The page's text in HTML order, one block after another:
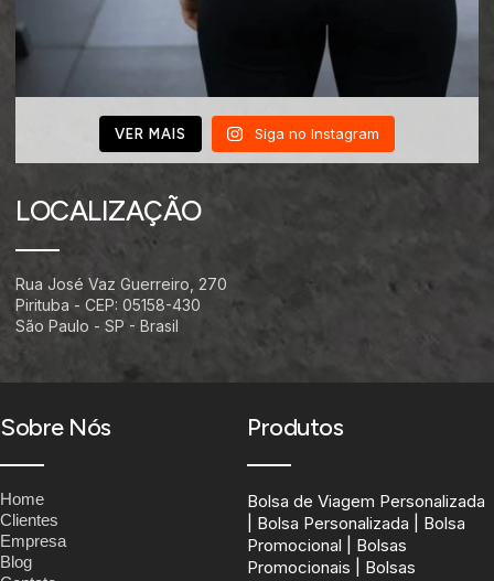
VER MAIS Siga no Instagram
LOCALIZAÇÃO
Rua José Vaz Guerreiro, 270
Pirituba - CEP: 05158-430
São Paulo - SP - Brasil
Sobre Nós
Home
Clientes
Empresa
Blog
Produtos
Bolsa de Viagem Personalizada
| Bolsa Personalizada | Bolsa
Promocional | Bolsas
Promocionais | Bolsas